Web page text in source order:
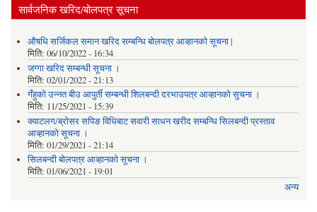
सार्वजनिक खरिद/बोलपत्र सूचना
औषधि सर्जिकल समान खरिद सम्बन्धि बोलपत्र आव्हानको सूचना |
मिति: 06/10/2022 - 16:34
जग्गा खरिद सम्बन्धी सूचना ।
मिति: 02/01/2022 - 21:13
गँहुकाे उन्नत बीउ आपुर्ती सम्बन्धी शिलबन्दी दरभाउपत्र आव्हानकाे सुचना ।
मिति: 11/25/2021 - 15:39
क्याटलग/ब्रोसर सपिङ विधिबाट सवारी साधन खरीद सम्बन्धि सिलबन्दी प्रस्ताव
आव्हानको सूचना ।
मिति: 01/29/2021 - 21:14
सिलबन्दी बोलपत्र आव्हानको सूचना ।
मिति: 01/06/2021 - 19:01
अन्य